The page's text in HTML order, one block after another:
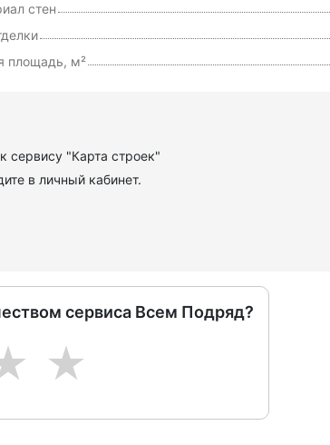
стен
площадь, м²
сервису "Карта строек"
в личный кабинет.
сервиса Всем Подряд?
5